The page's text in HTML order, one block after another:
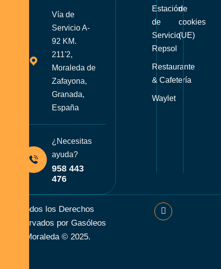
Vía de
Servicio A-
92 KM.
211'2,
Moraleda de
Zafayona,
Granada,
España
¿Necesitas
ayuda?
958 443
476
Estación
de
Servicio
Repsol
Restaurante
& Cafetería
Waylet
de
cookies
(UE)
Todos los Derechos
Reservados por Gasóleos
Moraleda © 2025.